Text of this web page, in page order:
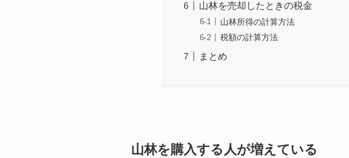
山林を売却したときの税金
山林所得の計算方法
税額の計算方法
まとめ
山林を購入する人が増えている